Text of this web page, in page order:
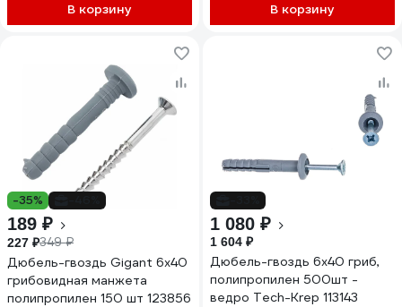
В корзину В корзину
-35%
189 ₽
227 ₽349 ₽
Дюбель-гвоздь Gigant 6x40
грибовидная манжета
полипропилен 150 шт 123856
1 080 ₽
1 604 ₽
Дюбель-гвоздь 6х40 гриб,
полипропилен 500шт -
ведро Tech-Krep 113143